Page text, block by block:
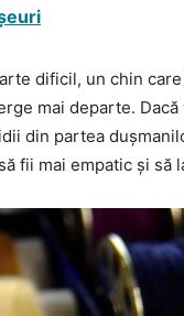
dificil, un chin
mai departe.
din partea
fii mai empatic și să